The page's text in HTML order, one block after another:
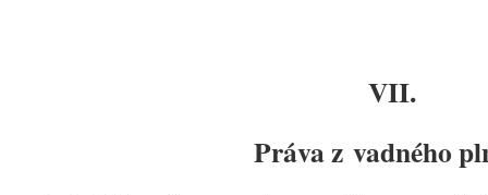
VII.
Práva z vadného